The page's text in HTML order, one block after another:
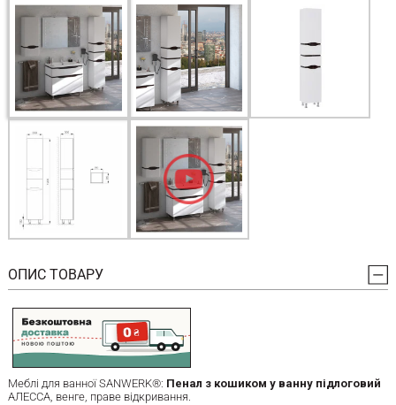
ОПИС ТОВАРУ
Меблі для ванної SANWERK®: Пенал з кошиком у ванну підлоговий
АЛЕССА, венге, праве відкривання.